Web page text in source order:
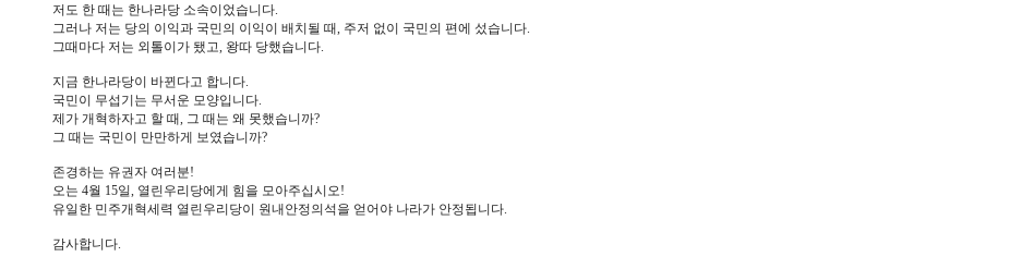
저도 한 때는 한나라당 소속이었습니다.
그러나 저는 당의 이익과 국민의 이익이 배치될 때, 주저 없이 국민의 편에 섰습니다.
그때마다 저는 외톨이가 됐고, 왕따 당했습니다.
지금 한나라당이 바뀐다고 합니다.
국민이 무섭기는 무서운 모양입니다.
제가 개혁하자고 할 때, 그 때는 왜 못했습니까?
그 때는 국민이 만만하게 보였습니까?
존경하는 유권자 여러분!
오는 4월 15일, 열린우리당에게 힘을 모아주십시오!
유일한 민주개혁세력 열린우리당이 원내안정의석을 얻어야 나라가 안정됩니다.
감사합니다.